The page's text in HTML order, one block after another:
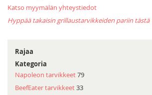
Katso myymälän yhteystiedot
Hyppää takaisin grillaustarvikkeiden pariin tästä
Rajaa
Kategoria
Napoleon tarvikkeet79
BeefEater tarvikkeet33